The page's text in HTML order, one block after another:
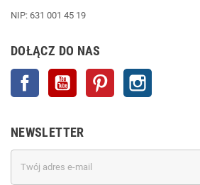
NIP: 631 001 45 19
DOŁĄCZ DO NAS
Facebook YouTube Pinterest
NEWSLETTER